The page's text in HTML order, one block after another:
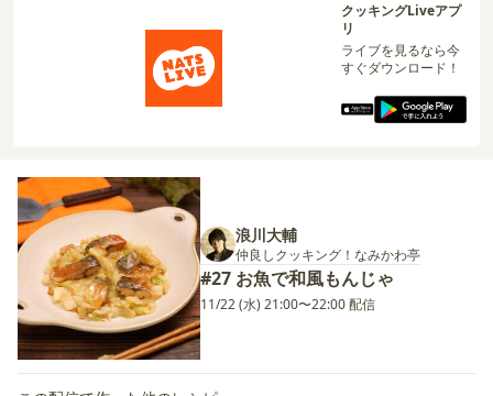
クッキングLiveアプ
リ
ライブを見るなら今
すぐダウンロード！
浪川大輔
仲良しクッキング！なみかわ亭
#27 お魚で和風もんじゃ
11/22 (水) 21:00〜22:00 配信